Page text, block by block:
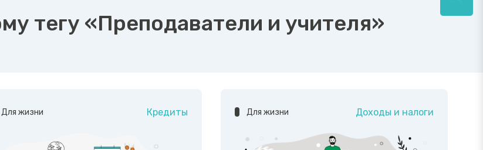
тегу «Преподаватели и учителя»
Для жизни Кредиты Для жизни Доходы и налоги